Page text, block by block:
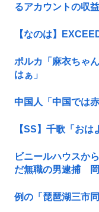
るアカウントの収
【なのは】
ポルカ「麻衣ちゃ
はぁ」
中国人「中国では
【SS】千歌「おは
ビニールハウスか
だ無職の男逮捕
例の「琵琶湖三市